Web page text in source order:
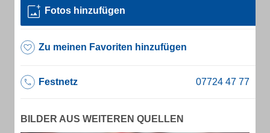
Fotos hinzufügen
Zu meinen Favoriten hinzufügen
Festnetz
BILDER AUS WEITEREN QUELLEN